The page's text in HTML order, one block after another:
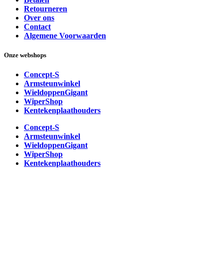
Retourneren
Over ons
Contact
Algemene Voorwaarden
Onze webshops
Concept-S
Armsteunwinkel
WieldoppenGigant
WiperShop
Kentekenplaathouders
Concept-S
Armsteunwinkel
WieldoppenGigant
WiperShop
Kentekenplaathouders